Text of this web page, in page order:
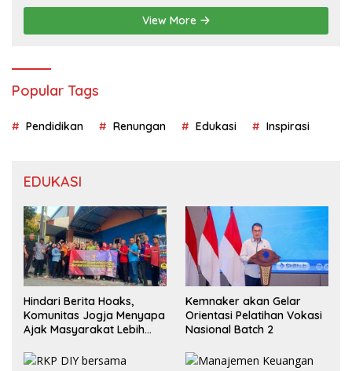
View More
Popular Tags
Pendidikan Renungan Edukasi Inspirasi
EDUKASI
Hindari Berita Hoaks,
Komunitas Jogja Menyapa
Ajak Masyarakat Lebih
Kemnaker akan Gelar
Orientasi Pelatihan Vokasi
Nasional Batch 2